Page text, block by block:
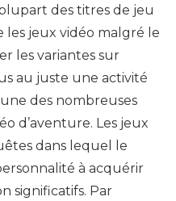
des titres de jeu
les jeux vidéo malgré le
les variantes sur
au juste une activité
des nombreuses
d’aventure. Les jeux
dans lequel le
à acquérir
significatifs. Par